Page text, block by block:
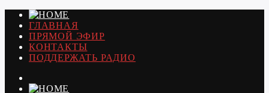
ГЛАВНАЯ
ПРЯМОЙ ЭФИР
КОНТАКТЫ
ПОДДЕРЖАТЬ РАДИО